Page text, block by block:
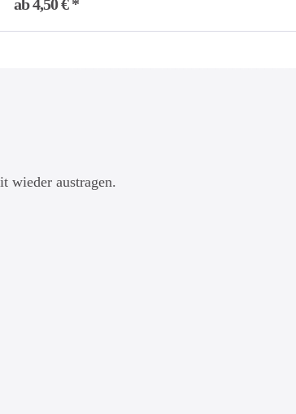
ab 4,50 € *
wieder austragen.